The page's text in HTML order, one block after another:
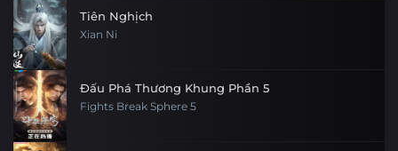
Tiên Nghịch
Xian Ni
Đấu Phá Thương Khung Phần 5
Fights Break Sphere 5